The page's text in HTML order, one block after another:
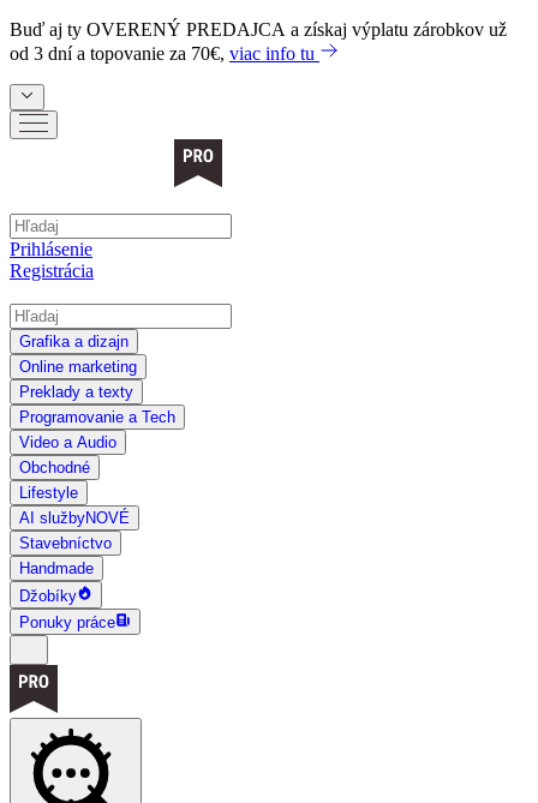
Buď aj ty OVERENÝ PREDAJCA a získaj výplatu zárobkov už
od 3 dní a topovanie za 70€, viac info tu
Prihlásenie
Registrácia
Grafika a dizajn
Online marketing
Preklady a texty
Programovanie a Tech
Video a Audio
Obchodné
Lifestyle
AI službyNOVÉ
Stavebníctvo
Handmade
Džobíky
Ponuky práce